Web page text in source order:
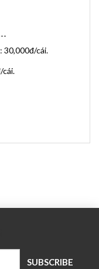
30,000đ/cái.
cái.